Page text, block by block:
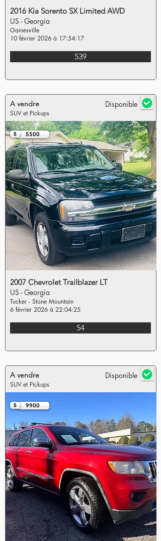
2016 Kia Sorento SX Limited AWD
US - Georgia
Gainesville
10 février 2026 à 17:54:17
539
A vendre Disponible
SUV et Pickups
5500
$
2007 Chevrolet Trailblazer LT
US - Georgia
Tucker - Stone Mountain
6 février 2026 à 22:04:25
54
A vendre Disponible
SUV et Pickups
9900
$